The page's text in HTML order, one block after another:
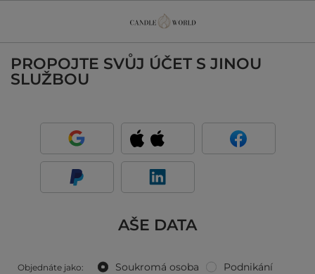
PROPOJTE SVŮJ ÚČET S JINOU
SLUŽBOU
AŠE DATA
Objednáte jako: Soukromá osoba Podnikání